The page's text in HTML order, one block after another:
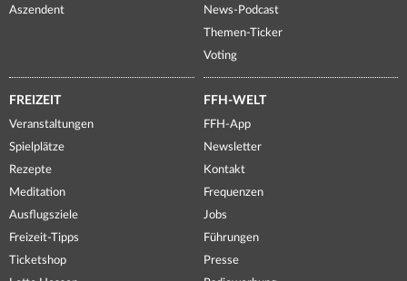
Aszendent
News-Podcast
Themen-Ticker
Voting
FREIZEIT
Veranstaltungen
Spielplätze
Rezepte
Meditation
Ausflugsziele
Freizeit-Tipps
Ticketshop
FFH-WELT
FFH-App
Newsletter
Kontakt
Frequenzen
Jobs
Führungen
Presse